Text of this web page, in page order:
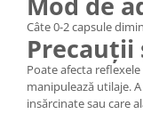
Câte 0-2 capsule
Poate afecta
manipulează utilaje.
insărcinate sau care